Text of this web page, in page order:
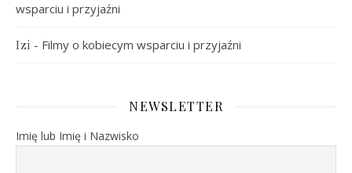
wsparciu i przyjaźni
Izi - Filmy o kobiecym wsparciu i przyjaźni
NEWSLETTER
Imię lub Imię i Nazwisko